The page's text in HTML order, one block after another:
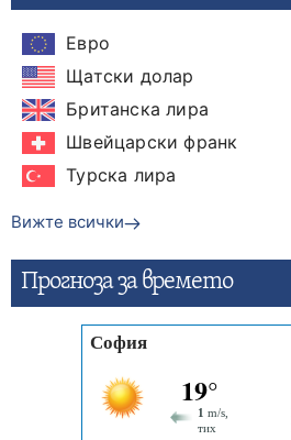
Евро
Щатски долар
Британска лира
Швейцарски франк
Турска лира
Вижте всички
Прогнозa за времето